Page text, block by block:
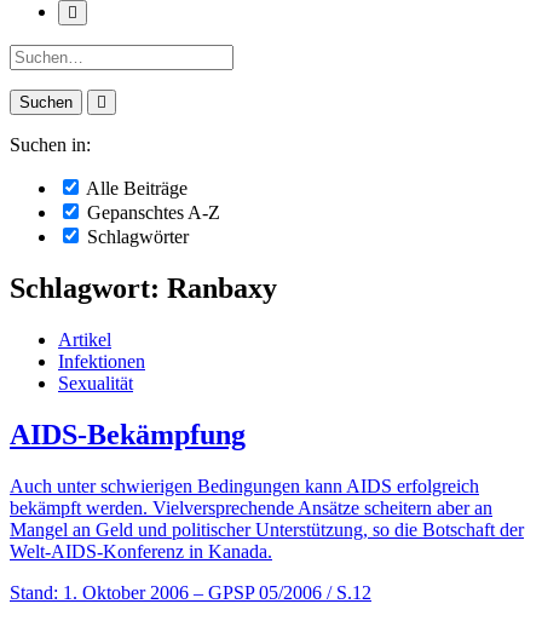
Suche:
Suchen in:
Alle Beiträge
Gepanschtes A-Z
Schlagwörter
Schlagwort: Ranbaxy
Artikel
Infektionen
Sexualität
AIDS-Bekämpfung
Auch unter schwierigen Bedingungen kann AIDS erfolgreich
bekämpft werden. Vielversprechende Ansätze scheitern aber an
Mangel an Geld und politischer Unterstützung, so die Botschaft der
Welt-AIDS­­­­-Konferenz in Kanada.
Stand: 1. Oktober 2006 – GPSP 05/2006 / S.12